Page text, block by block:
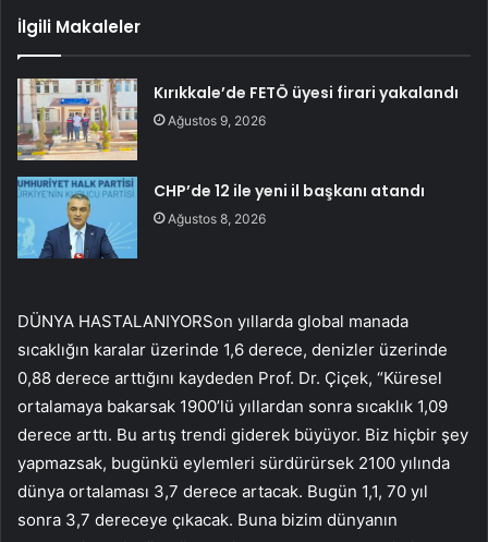
İlgili Makaleler
Kırıkkale’de FETÖ üyesi firari yakalandı
Ağustos 9, 2026
CHP’de 12 ile yeni il başkanı atandı
Ağustos 8, 2026
DÜNYA HASTALANIYORSon yıllarda global manada
sıcaklığın karalar üzerinde 1,6 derece, denizler üzerinde
0,88 derece arttığını kaydeden Prof. Dr. Çiçek, “Küresel
ortalamaya bakarsak 1900’lü yıllardan sonra sıcaklık 1,09
derece arttı. Bu artış trendi giderek büyüyor. Biz hiçbir şey
yapmazsak, bugünkü eylemleri sürdürürsek 2100 yılında
dünya ortalaması 3,7 derece artacak. Bugün 1,1, 70 yıl
sonra 3,7 dereceye çıkacak. Buna bizim dünyanın